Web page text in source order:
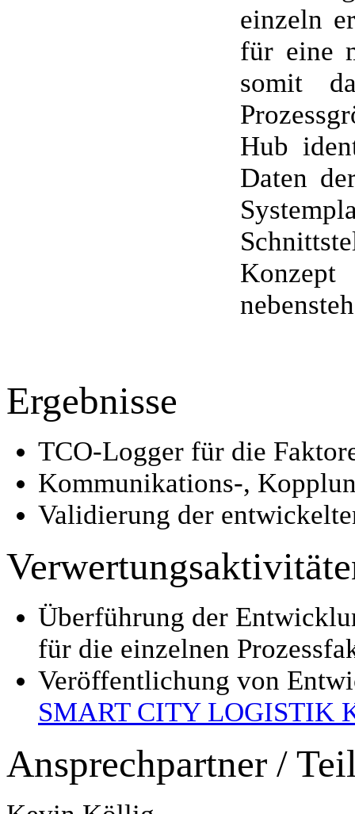
einzeln
für eine
somit
Hub
Daten
Konzept
Ergebnisse
TCO-Logger für die
Kommunikations-,
Validierung der
Überführung der
für die einzelnen
Veröffentlichung von
SMART CITY LOGISTIK
Ansprechpartner /